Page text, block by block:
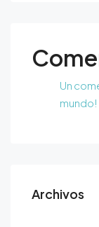
Un
mundo!
Archivos